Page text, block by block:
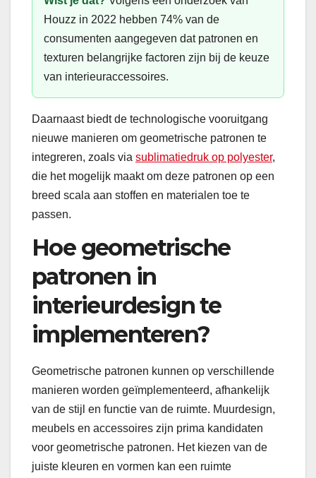
Houzz in 2022 hebben 74% van de
consumenten aangegeven dat patronen en
texturen belangrijke factoren zijn bij de keuze
van interieuraccessoires.
Daarnaast biedt de technologische vooruitgang
nieuwe manieren om geometrische patronen te
integreren, zoals via sublimatiedruk op polyester,
die het mogelijk maakt om deze patronen op een
breed scala aan stoffen en materialen toe te
passen.
Hoe geometrische
patronen in
interieurdesign te
implementeren?
Geometrische patronen kunnen op verschillende
manieren worden geïmplementeerd, afhankelijk
van de stijl en functie van de ruimte. Muurdesign,
meubels en accessoires zijn prima kandidaten
voor geometrische patronen. Het kiezen van de
juiste kleuren en vormen kan een ruimte